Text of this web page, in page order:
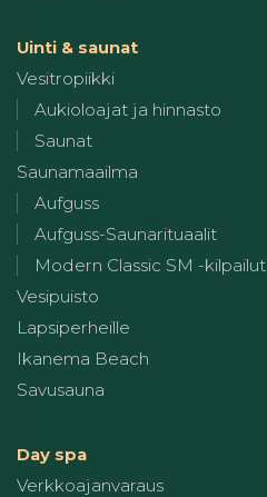
Uinti & saunat
Vesitropiikki
Aukioloajat ja hinnasto
Saunat
Saunamaailma
Aufguss
Aufguss-Saunarituaalit
Modern Classic SM -kilpailut
Vesipuisto
Lapsiperheille
Ikanema Beach
Savusauna
Day spa
Verkkoajanvaraus